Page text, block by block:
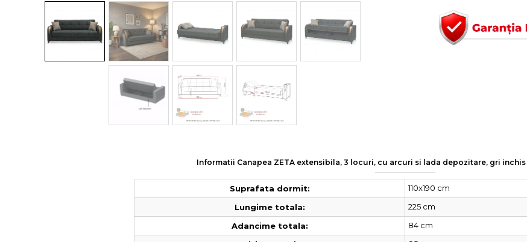
Colectia BELLA
Informatii Canapea ZETA extensibila, 3 locuri, cu arcuri si lada depozitare, gri inchis
Suprafata dormit:
110x190 cm
Lungime totala:
225 cm
Adancime totala:
84 cm